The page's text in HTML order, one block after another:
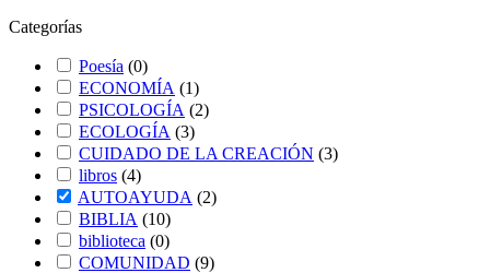
Categorías
Poesía (0)
ECONOMÍA (1)
PSICOLOGÍA (2)
ECOLOGÍA (3)
CUIDADO DE LA CREACIÓN (3)
libros (4)
AUTOAYUDA (2)
BIBLIA (10)
biblioteca (0)
COMUNIDAD (9)